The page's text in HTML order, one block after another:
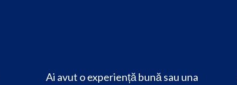
Ai avut o experiență bună sau una